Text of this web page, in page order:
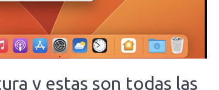
y estas son todas las